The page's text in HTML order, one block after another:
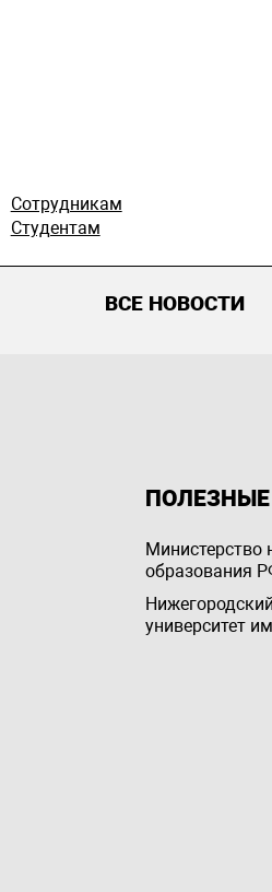
Сотрудникам
Студентам
ВСЕ НОВОСТИ
Министерство
образования
университет